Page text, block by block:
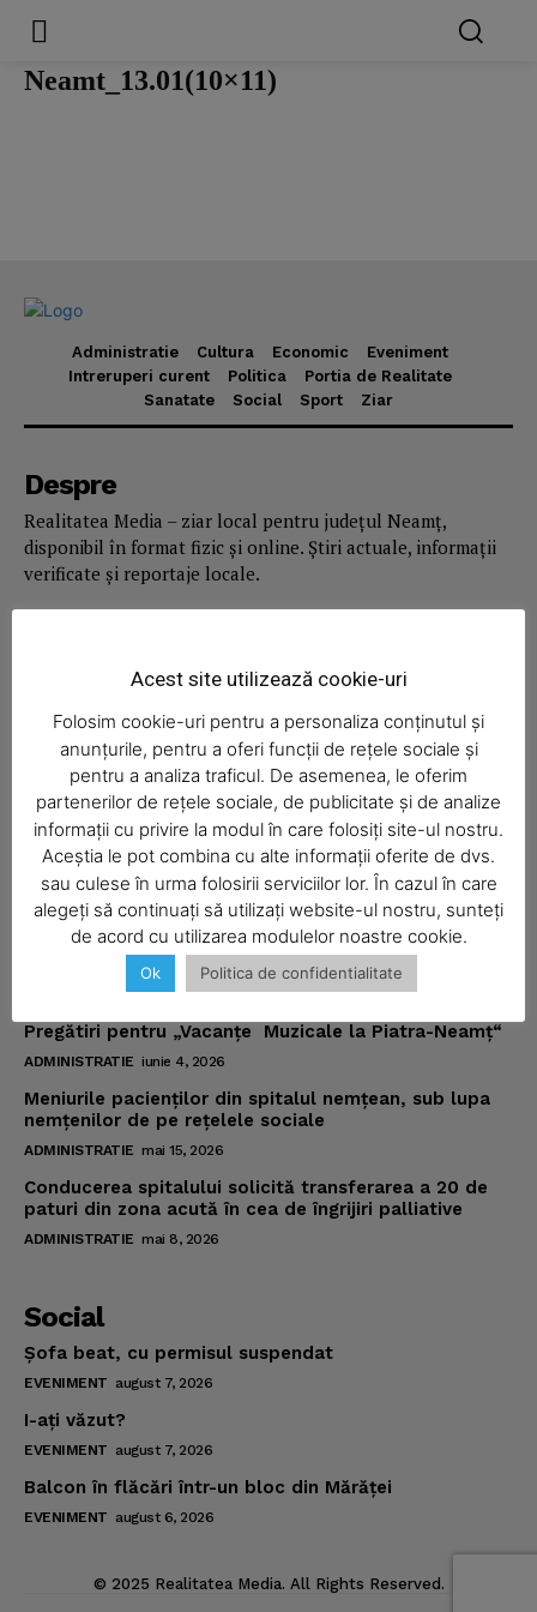
Neamt_13.01(10×11)
Administratie Cultura Economic
Eveniment
Intreruperi curent
Politica
Portia de Realitate
Sanatate
Social Sport Ziar
Despre
Realitatea Media – ziar local pentru județul Neamț,
disponibil în format fizic și online. Știri actuale, informații
verificate și reportaje locale.
Economic
Acasă
Economic
Politica
Sport
Pregătiri pentru „Vacanţe Muzicale la Piatra-Neamţ“
ADMINISTRATIE iunie 4, 2026
Meniurile pacienţilor din spitalul nemţean, sub lupa
nemţenilor de pe reţelele sociale
ADMINISTRATIE mai 15, 2026
Conducerea spitalului solicită transferarea a 20 de
paturi din zona acută în cea de îngrijiri palliative
ADMINISTRATIE mai 8, 2026
Social
Şofa beat, cu permisul suspendat
EVENIMENT august 7, 2026
I-aţi văzut?
EVENIMENT august 7, 2026
Balcon în flăcări într-un bloc din Mărăţei
EVENIMENT august 6, 2026
© 2025 Realitatea Media. All Rights Reserved.
Acest site utilizează cookie-uri
Folosim cookie-uri pentru a personaliza conținutul și
anunțurile, pentru a oferi funcții de rețele sociale și
pentru a analiza traficul. De asemenea, le oferim
partenerilor de rețele sociale, de publicitate și de analize
informații cu privire la modul în care folosiți site-ul nostru.
Aceștia le pot combina cu alte informații oferite de dvs.
sau culese în urma folosirii serviciilor lor. În cazul în care
alegeți să continuați să utilizați website-ul nostru, sunteți
de acord cu utilizarea modulelor noastre cookie.
Ok Politica de confidentialitate